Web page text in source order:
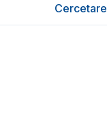
Cercetare